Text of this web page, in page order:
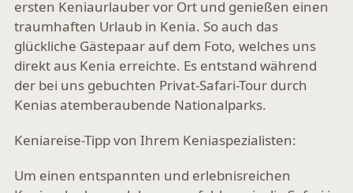
ersten Keniaurlauber vor Ort und genießen einen
traumhaften Urlaub in Kenia. So auch das
glückliche Gästepaar auf dem Foto, welches uns
direkt aus Kenia erreichte. Es entstand während
der bei uns gebuchten Privat-Safari-Tour durch
Kenias atemberaubende Nationalparks.
Keniareise-Tipp von Ihrem Keniaspezialisten:
Um einen entspannten und erlebnisreichen